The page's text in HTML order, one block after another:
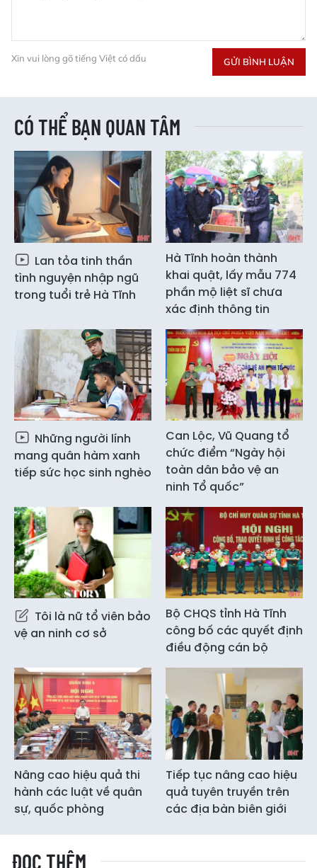
Xin vui lòng gõ tiếng Việt có dấu GỬI BÌNH LUẬN
CÓ THỂ BẠN QUAN TÂM
Lan tỏa tinh thần
tình nguyện nhập ngũ
trong tuổi trẻ Hà Tĩnh
Hà Tĩnh hoàn thành
khai quật, lấy mẫu 774
phần mộ liệt sĩ chưa
xác định thông tin
Những người lính
mang quân hàm xanh
tiếp sức học sinh nghèo
Can Lộc, Vũ Quang tổ
chức điểm “Ngày hội
toàn dân bảo vệ an
ninh Tổ quốc”
Tôi là nữ tổ viên bảo
vệ an ninh cơ sở
Bộ CHQS tỉnh Hà Tĩnh
công bố các quyết định
điều động cán bộ
Nâng cao hiệu quả thi
hành các luật về quân
sự, quốc phòng
Tiếp tục nâng cao hiệu
quả tuyên truyền trên
các địa bàn biên giới
ĐỌC THÊM